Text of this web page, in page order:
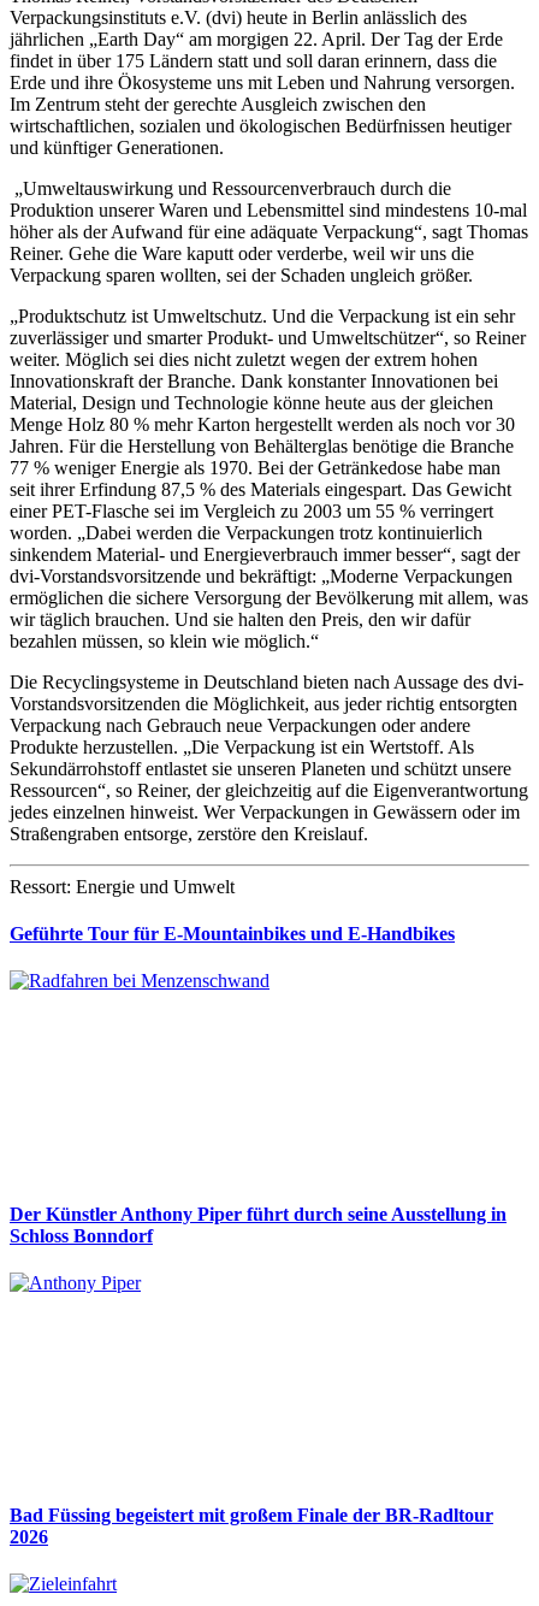
Verpackungsinstituts e.V. (dvi) heute in Berlin anlässlich des
jährlichen „Earth Day“ am morgigen 22. April. Der Tag der Erde
findet in über 175 Ländern statt und soll daran erinnern, dass die
Erde und ihre Ökosysteme uns mit Leben und Nahrung versorgen.
Im Zentrum steht der gerechte Ausgleich zwischen den
wirtschaftlichen, sozialen und ökologischen Bedürfnissen heutiger
und künftiger Generationen.
„Umweltauswirkung und Ressourcenverbrauch durch die
Produktion unserer Waren und Lebensmittel sind mindestens 10-mal
höher als der Aufwand für eine adäquate Verpackung“, sagt Thomas
Reiner. Gehe die Ware kaputt oder verderbe, weil wir uns die
Verpackung sparen wollten, sei der Schaden ungleich größer.
„Produktschutz ist Umweltschutz. Und die Verpackung ist ein sehr
zuverlässiger und smarter Produkt- und Umweltschützer“, so Reiner
weiter. Möglich sei dies nicht zuletzt wegen der extrem hohen
Innovationskraft der Branche. Dank konstanter Innovationen bei
Material, Design und Technologie könne heute aus der gleichen
Menge Holz 80 % mehr Karton hergestellt werden als noch vor 30
Jahren. Für die Herstellung von Behälterglas benötige die Branche
77 % weniger Energie als 1970. Bei der Getränkedose habe man
seit ihrer Erfindung 87,5 % des Materials eingespart. Das Gewicht
einer PET-Flasche sei im Vergleich zu 2003 um 55 % verringert
worden. „Dabei werden die Verpackungen trotz kontinuierlich
sinkendem Material- und Energieverbrauch immer besser“, sagt der
dvi-Vorstandsvorsitzende und bekräftigt: „Moderne Verpackungen
ermöglichen die sichere Versorgung der Bevölkerung mit allem, was
wir täglich brauchen. Und sie halten den Preis, den wir dafür
bezahlen müssen, so klein wie möglich.“
Die Recyclingsysteme in Deutschland bieten nach Aussage des dvi-
Vorstandsvorsitzenden die Möglichkeit, aus jeder richtig entsorgten
Verpackung nach Gebrauch neue Verpackungen oder andere
Produkte herzustellen. „Die Verpackung ist ein Wertstoff. Als
Sekundärrohstoff entlastet sie unseren Planeten und schützt unsere
Ressourcen“, so Reiner, der gleichzeitig auf die Eigenverantwortung
jedes einzelnen hinweist. Wer Verpackungen in Gewässern oder im
Straßengraben entsorge, zerstöre den Kreislauf.
Ressort: Energie und Umwelt
Geführte Tour für E-Mountainbikes und E-Handbikes
Der Künstler Anthony Piper führt durch seine Ausstellung in
Schloss Bonndorf
Bad Füssing begeistert mit großem Finale der BR-Radltour
2026